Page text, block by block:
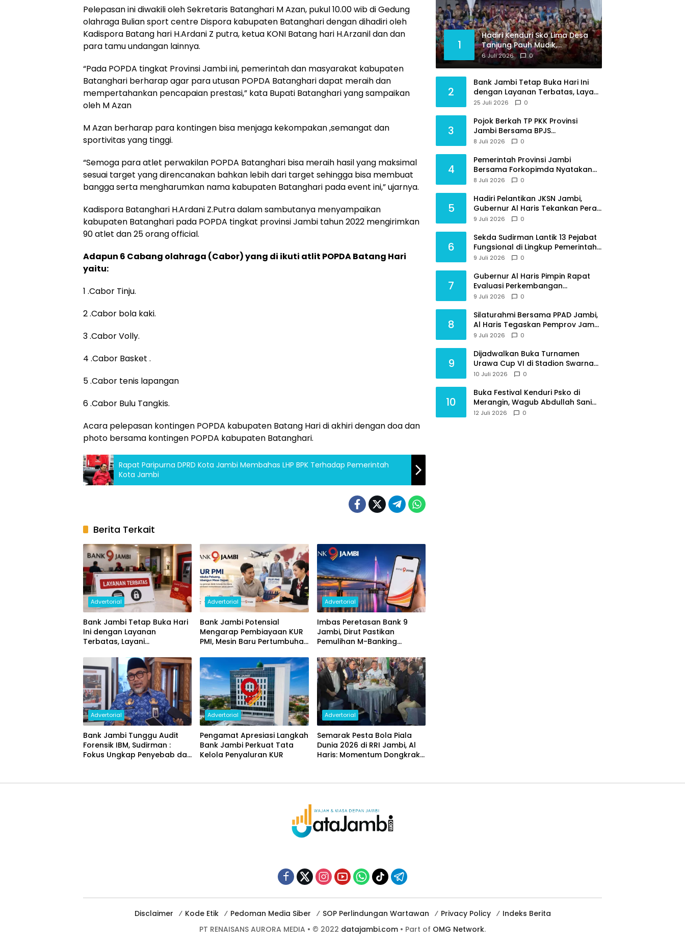
Pelepasan ini diwakili oleh Sekretaris Batanghari M Azan, pukul 10.00 wib di Gedung
olahraga Bulian sport centre Dispora kabupaten Batanghari dengan dihadiri oleh
Kadispora Batang hari H.Ardani Z putra, ketua KONI Batang hari H.Arzanil dan dan
para tamu undangan lainnya.
“Pada POPDA tingkat Provinsi Jambi ini, pemerintah dan masyarakat kabupaten
Batanghari berharap agar para utusan POPDA Batanghari dapat meraih dan
mempertahankan pencapaian prestasi,” kata Bupati Batanghari yang sampaikan
oleh M Azan
M Azan berharap para kontingen bisa menjaga kekompakan ,semangat dan
sportivitas yang tinggi.
“Semoga para atlet perwakilan POPDA Batanghari bisa meraih hasil yang maksimal
sesuai target yang direncanakan bahkan lebih dari target sehingga bisa membuat
bangga serta mengharumkan nama kabupaten Batanghari pada event ini,” ujarnya.
Kadispora Batanghari H.Ardani Z.Putra dalam sambutanya menyampaikan
kabupaten Batanghari pada POPDA tingkat provinsi Jambi tahun 2022 mengirimkan
90 atlet dan 25 orang official.
Adapun 6 Cabang olahraga (Cabor) yang di ikuti atlit POPDA Batang Hari
yaitu:
1 .Cabor Tinju.
2 .Cabor bola kaki.
3 .Cabor Volly.
4 .Cabor Basket .
5 .Cabor tenis lapangan
6 .Cabor Bulu Tangkis.
Acara pelepasan kontingen POPDA kabupaten Batang Hari di akhiri dengan doa dan
photo bersama kontingen POPDA kabupaten Batanghari.
Rapat Paripurna DPRD Kota Jambi Membahas LHP BPK Terhadap Pemerintah
Kota Jambi
Berita Terkait
Advertorial
Bank Jambi Tetap Buka Hari
Ini dengan Layanan
Terbatas, Layani
Perubahan PIN
Advertorial
Bank Jambi Potensial
Mengarap Pembiayaan KUR
PMI, Mesin Baru Pertumbuhan
Advertorial
Imbas Peretasan Bank 9
Jambi, Dirut Pastikan
Pemulihan M-Banking
Advertorial
Bank Jambi Tunggu Audit
Forensik IBM, Sudirman :
Fokus Ungkap Penyebab dan
Advertorial
Pengamat Apresiasi Langkah
Bank Jambi Perkuat Tata
Kelola Penyaluran KUR
Advertorial
Semarak Pesta Bola Piala
Dunia 2026 di RRI Jambi, Al
Haris: Momentum Dongkrak
1
Hadiri Kenduri Sko Lima Desa
Tanjung Pauh Mudik,
Gubernur Al Haris Apresiasi
Tradisi jadi Pemersatu dan
Desa
6 Juli 2026 0
2
Bank Jambi Tetap Buka Hari Ini
dengan Layanan Terbatas, Layani
Penggantian Kartu ATM dan
25 Juli 2026 0
3
Pojok Berkah TP PKK Provinsi
Jambi Bersama BPJS
Ketenagakerjaan Beri Edukasi
Masyarakat
8 Juli 2026 0
4
Pemerintah Provinsi Jambi
Bersama Forkopimda Nyatakan
Sikap Tegas Berantas Geng Motor
8 Juli 2026 0
5
Hadiri Pelantikan JKSN Jambi,
Gubernur Al Haris Tekankan Peran
Guru dan Kiai Jaga Moral
9 Juli 2026 0
6
Sekda Sudirman Lantik 13 Pejabat
Fungsional di Lingkup Pemerintah
Provinsi Jambi
9 Juli 2026 0
7
Gubernur Al Haris Pimpin Rapat
Evaluasi Perkembangan
Pelaksanaan Kegiatan
9 Juli 2026 0
8
Silaturahmi Bersama PPAD Jambi,
Al Haris Tegaskan Pemprov Jambi
Terus Rangkul Para Purnawirawan
9 Juli 2026 0
9
Dijadwalkan Buka Turnamen
Urawa Cup VI di Stadion Swarna
Bhumi, Gubernur Al Haris Siap
10 Juli 2026 0
10
Buka Festival Kenduri Psko di
Merangin, Wagub Abdullah Sani
Ajak Generasi Muda Jaga Budaya
12 Juli 2026 0
Disclaimer Kode Etik Pedoman Media Siber SOP Perlindungan Wartawan Privacy Policy
Indeks Berita
PT RENAISANS AURORA MEDIA • © 2022 datajambi.com • Part of OMG Network.